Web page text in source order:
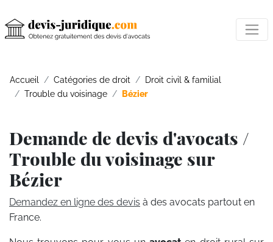
Accueil Catégories de droit
Droit civil & familial
Trouble du voisinage
Bézier
Demande de devis d'avocats /
Trouble du voisinage sur
Bézier
Demandez en ligne des devis à des avocats partout en
France.